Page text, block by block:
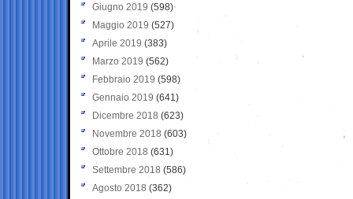
Giugno 2019 (598)
Maggio 2019 (527)
Aprile 2019 (383)
Marzo 2019 (562)
Febbraio 2019 (598)
Gennaio 2019 (641)
Dicembre 2018 (623)
Novembre 2018 (603)
Ottobre 2018 (631)
Settembre 2018 (586)
Agosto 2018 (362)